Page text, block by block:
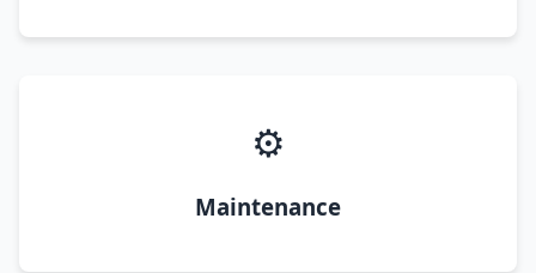
⚙️
Maintenance